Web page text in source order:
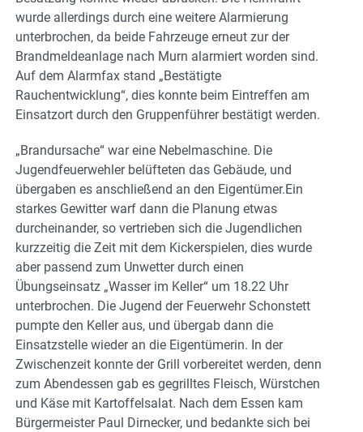
wurde allerdings durch eine weitere Alarmierung
unterbrochen, da beide Fahrzeuge erneut zur der
Brandmeldeanlage nach Murn alarmiert worden sind.
Auf dem Alarmfax stand „Bestätigte
Rauchentwicklung“, dies konnte beim Eintreffen am
Einsatzort durch den Gruppenführer bestätigt werden.
„Brandursache“ war eine Nebelmaschine. Die
Jugendfeuerwehler belüfteten das Gebäude, und
übergaben es anschließend an den Eigentümer.Ein
starkes Gewitter warf dann die Planung etwas
durcheinander, so vertrieben sich die Jugendlichen
kurzzeitig die Zeit mit dem Kickerspielen, dies wurde
aber passend zum Unwetter durch einen
Übungseinsatz „Wasser im Keller“ um 18.22 Uhr
unterbrochen. Die Jugend der Feuerwehr Schonstett
pumpte den Keller aus, und übergab dann die
Einsatzstelle wieder an die Eigentümerin. In der
Zwischenzeit konnte der Grill vorbereitet werden, denn
zum Abendessen gab es gegrilltes Fleisch, Würstchen
und Käse mit Kartoffelsalat. Nach dem Essen kam
Bürgermeister Paul Dirnecker, und bedankte sich bei